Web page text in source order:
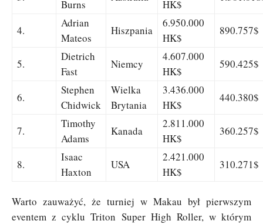
Burns
HK$
4.
Adrian
Mateos
Hiszpania
6.950.000
HK$
890.757$
5.
Dietrich
Fast
Niemcy
4.607.000
HK$
590.425$
6.
Stephen
Chidwick
Wielka
Brytania
3.436.000
HK$
440.380$
7.
Timothy
Adams
Kanada
2.811.000
HK$
360.257$
8.
Isaac
Haxton
USA
2.421.000
HK$
310.271$
Warto zauważyć, że turniej w Makau był pierwszym
eventem z cyklu Triton Super High Roller, w którym